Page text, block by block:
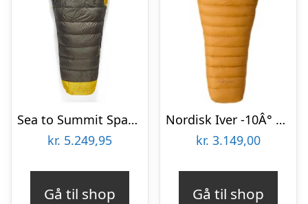
Sea to Summit Spark -9C/15F Down Sleeping Bag – Large
kr. 5.249,95
Gå til shop
Nordisk Iver -10Â° Mummy Medium Dunsovepose Brun Vinter (
kr. 3.149,00
Gå til shop